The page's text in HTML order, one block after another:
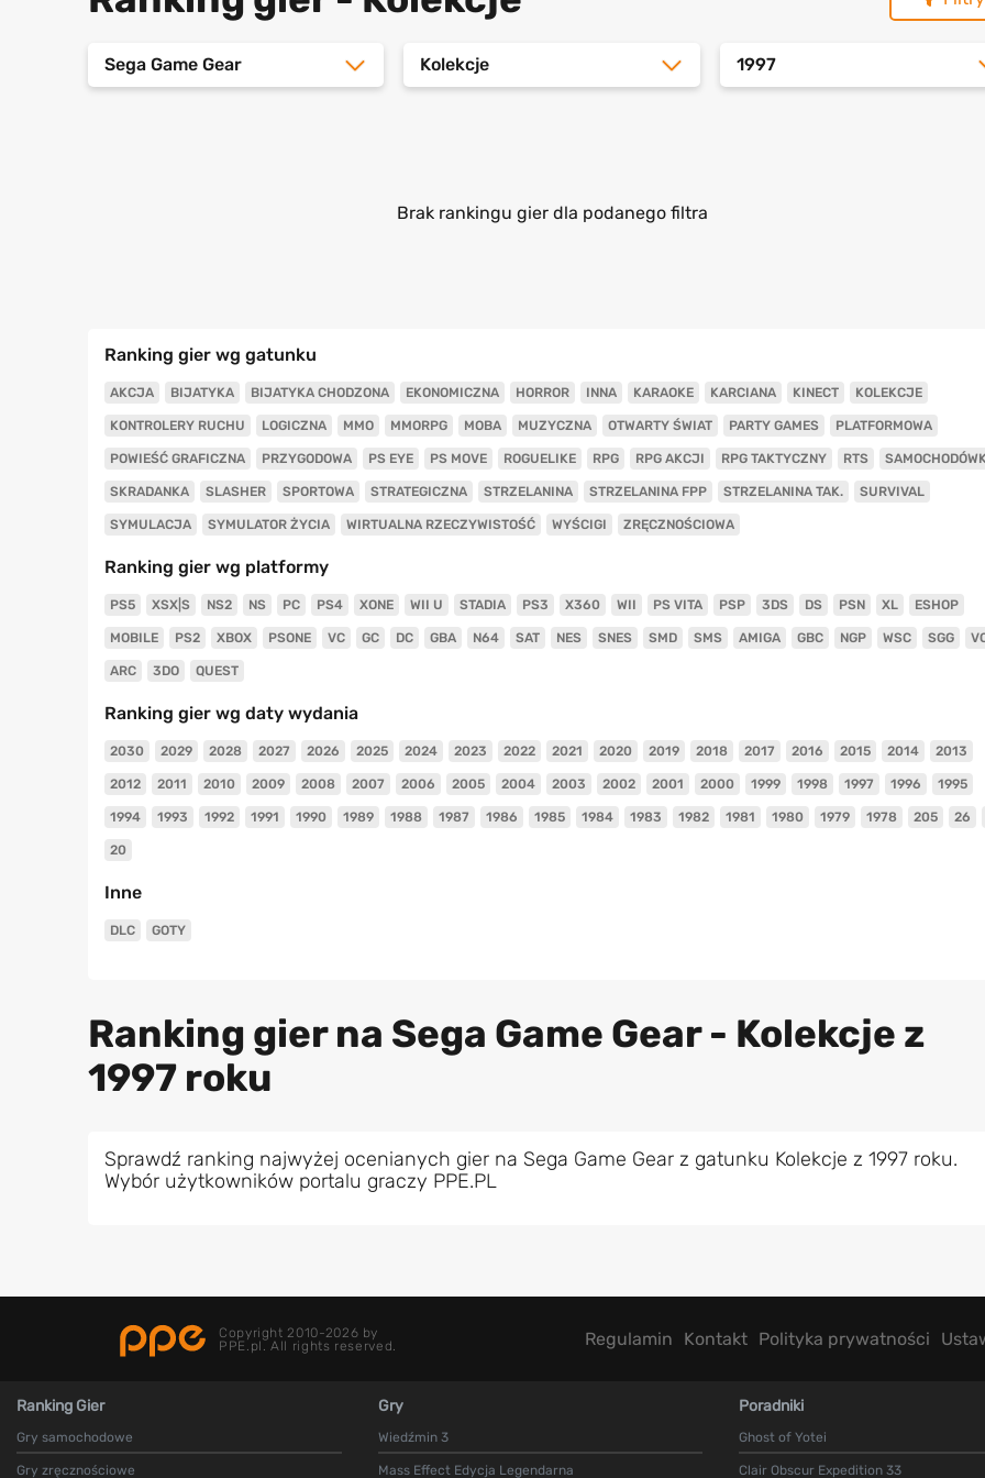
Sega Game Gear Kolekcje 1997
Brak rankingu gier dla podanego filtra
Ranking gier wg gatunku
AKCJA BIJATYKA BIJATYKA CHODZONA EKONOMICZNA HORROR INNA KARAOKE KARCIANA KINECT KOLEKCJE
KONTROLERY RUCHU LOGICZNA MMO MMORPG MOBA MUZYCZNA OTWARTY ŚWIAT PARTY GAMES PLATFORMOWA
POWIEŚĆ GRAFICZNA PRZYGODOWA PS EYE PS MOVE ROGUELIKE RPG RPG AKCJI RPG TAKTYCZNY RTS
SKRADANKA SLASHER SPORTOWA STRATEGICZNA STRZELANINA STRZELANINA FPP STRZELANINA TAK. SURVIVAL
SYMULACJA SYMULATOR ŻYCIA WIRTUALNA RZECZYWISTOŚĆ WYŚCIGI ZRĘCZNOŚCIOWA
Ranking gier wg platformy
PS5 XSX|S NS2 NS PC PS4 XONE WII U STADIA PS3 X360 WII PS VITA PSP 3DS DS PSN XL ESHOP
MOBILE PS2 XBOX PSONE VC GC DC GBA N64 SAT NES SNES SMD SMS AMIGA GBC NGP WSC SGG
ARC 3DO QUEST
Ranking gier wg daty wydania
2030 2029 2028 2027 2026 2025 2024 2023 2022 2021 2020 2019 2018 2017 2016 2015 2014 2013
2012 2011 2010 2009 2008 2007 2006 2005 2004 2003 2002 2001 2000 1999 1998 1997 1996 1995
1994 1993 1992 1991 1990 1989 1988 1987 1986 1985 1984 1983 1982 1981 1980 1979 1978 205 26
20
Inne
DLC GOTY
Ranking gier na Sega Game Gear - Kolekcje z
1997 roku
Sprawdź ranking najwyżej ocenianych gier na Sega Game Gear z gatunku Kolekcje z 1997 roku.
Wybór użytkowników portalu graczy PPE.PL
Copyright 2010-2026 by
PPE.pl. All rights reserved.
Regulamin Kontakt Polityka prywatności
Ranking Gier
Gry samochodowe
Gry zręcznościowe
Gry
Wiedźmin 3
Mass Effect Edycja Legendarna
Poradniki
Ghost of Yotei
Clair Obscur Expedition 33